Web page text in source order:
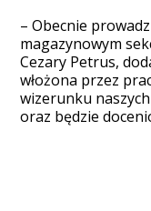
– Obecnie
magazynowym
Cezary Petrus,
włożona przez
wizerunku
oraz będzie